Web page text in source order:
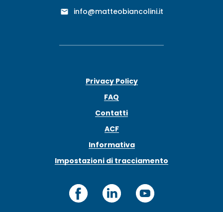
Privacy Policy
FAQ
Contatti
ACF
Informativa
Impostazioni di tracciamento
info@matteobiancolini.it